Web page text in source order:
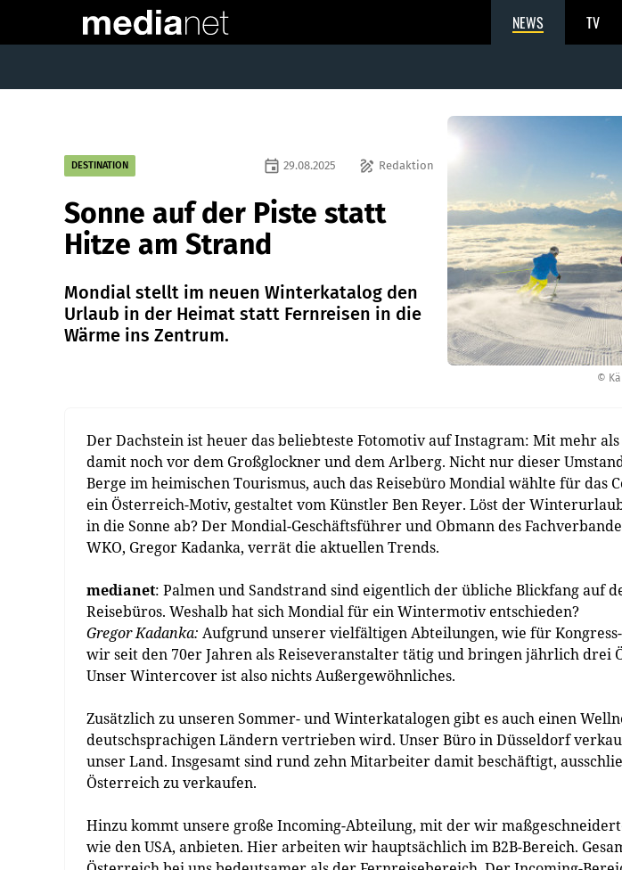
NEWS TV
©
DESTINATION draw Redaktion
event 29.08.2025
Sonne auf der Piste statt
Hitze am Strand
Mondial stellt im neuen Winterkatalog den
Urlaub in der Heimat statt Fernreisen in die
Wärme ins Zentrum.
Der Dachstein ist heuer das beliebteste Fotomotiv auf Instagram: Mit mehr als
damit noch vor dem Großglockner und dem Arlberg. Nicht nur dieser
Berge im heimischen Tourismus, auch das Reisebüro Mondial wählte für das
ein Österreich-Motiv, gestaltet vom Künstler Ben Reyer. Löst der
in die Sonne ab? Der Mondial-Geschäftsführer und Obmann des
WKO, Gregor Kadanka, verrät die aktuellen Trends.
medianet: Palmen und Sandstrand sind eigentlich der übliche Blickfang auf
Reisebüros. Weshalb hat sich Mondial für ein Wintermotiv entschieden?
Gregor Kadanka: Aufgrund unserer vielfältigen Abteilungen, wie für
wir seit den 70er Jahren als Reiseveranstalter tätig und bringen jährlich drei
Unser Wintercover ist also nichts Außergewöhnliches.
Zusätzlich zu unseren Sommer- und Winterkatalogen gibt es auch einen
deutschsprachigen Ländern vertrieben wird. Unser Büro in Düsseldorf
unser Land. Insgesamt sind rund zehn Mitarbeiter damit beschäftigt,
Österreich zu verkaufen.
Hinzu kommt unsere große Incoming-Abteilung, mit der wir
wie den USA, anbieten. Hier arbeiten wir hauptsächlich im B2B-Bereich.